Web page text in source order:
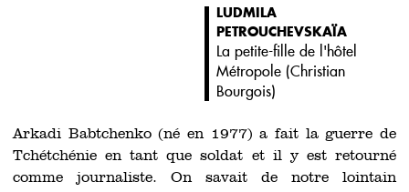
LUDMILA
PETROUCHEVSKAÏA
La petite-fille de l'hôtel
Métropole (Christian
Bourgois)
Arkadi Babtchenko (né en 1977) a fait la guerre de
Tchétchénie en tant que soldat et il y est retourné
comme journaliste. On savait de notre lointain